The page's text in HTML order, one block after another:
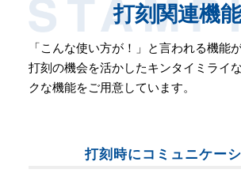
打刻関連機能
「こんな使い方が！」と言われる機能
打刻の機会を活かしたキンタイミライ
クな機能をご用意しています。
打刻時にコミュニケー